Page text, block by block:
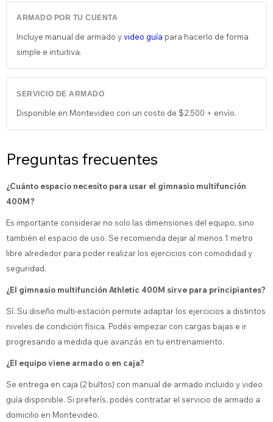
ARMADO POR TU CUENTA
Incluye manual de armado yvideo guía para hacerlo de forma
simple e intuitiva.
SERVICIO DE ARMADO
Disponible en Montevideo con un costo de $2.500 + envío.
Preguntas frecuentes
¿Cuánto espacio necesito para usar el gimnasio multifunción
400M?
Es importante considerar no solo las dimensiones del equipo, sino
también el espacio de uso. Se recomienda dejar al menos 1 metro
libre alrededor para poder realizar los ejercicios con comodidad y
seguridad.
¿El gimnasio multifunción Athletic 400M sirve para principiantes?
Sí. Su diseño multi-estación permite adaptar los ejercicios a distintos
niveles de condición física. Podés empezar con cargas bajas e ir
progresando a medida que avanzás en tu entrenamiento.
¿El equipo viene armado o en caja?
Se entrega en caja (2 bultos) con manual de armado incluido y video
guía disponible. Si preferís, podés contratar el servicio de armado a
domicilio en Montevideo.